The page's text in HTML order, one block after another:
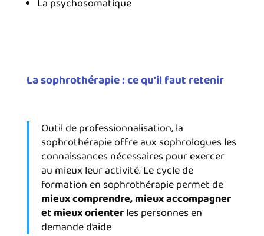
La psychosomatique
La sophrothérapie : ce qu’il faut retenir
Outil de professionnalisation, la
sophrothérapie offre aux sophrologues les
connaissances nécessaires pour exercer
au mieux leur activité. Le cycle de
formation en sophrothérapie permet de
mieux comprendre, mieux accompagner
et mieux orienterles personnes en
demande d’aide